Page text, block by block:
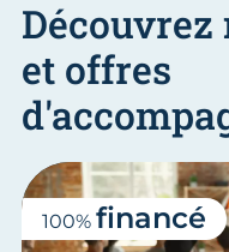
et offres
100% financé